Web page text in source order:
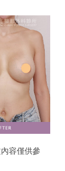
容僅供參